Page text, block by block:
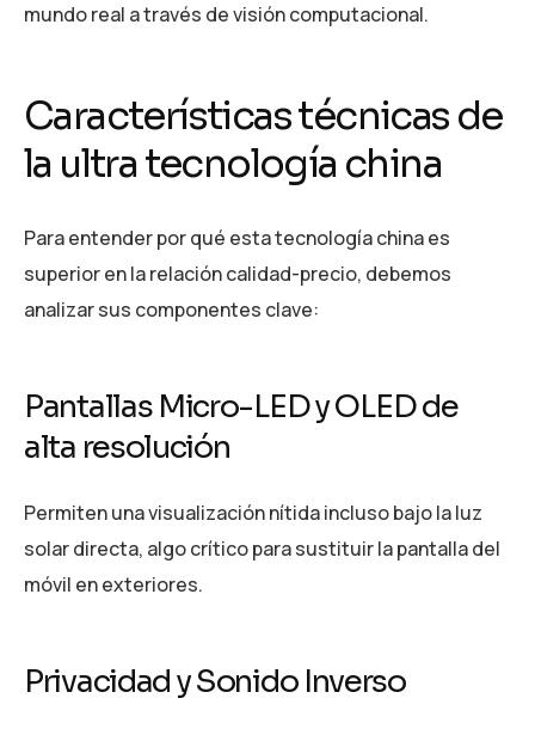
mundo real a través de visión computacional.
Características técnicas de
la ultra tecnología china
Para entender por qué esta tecnología china es
superior en la relación calidad-precio, debemos
analizar sus componentes clave:
Pantallas Micro-LED y OLED de
alta resolución
Permiten una visualización nítida incluso bajo la luz
solar directa, algo crítico para sustituir la pantalla del
móvil en exteriores.
Privacidad y Sonido Inverso